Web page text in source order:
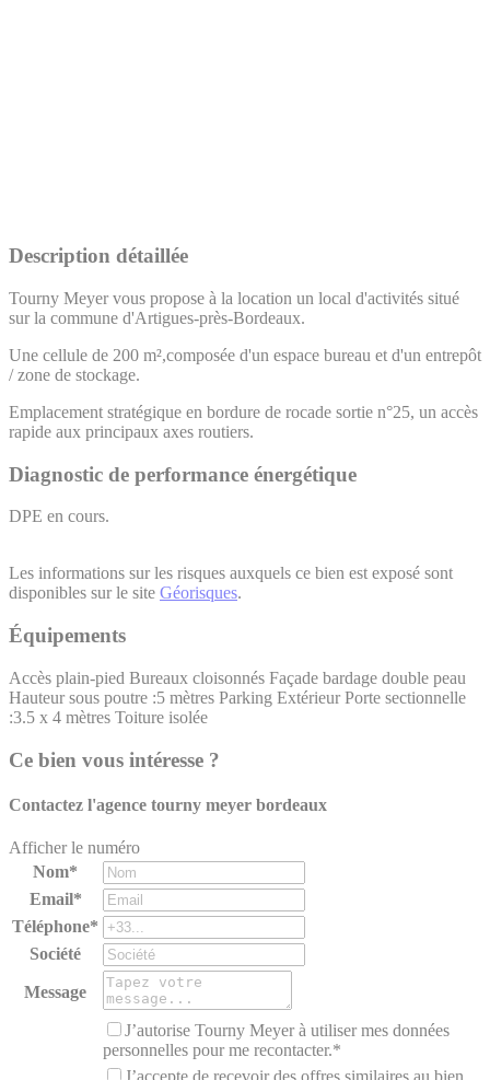
Description détaillée
Tourny Meyer vous propose à la location un local d'activités situé
sur la commune d'Artigues-près-Bordeaux.
Une cellule de 200 m²,composée d'un espace bureau et d'un entrepôt
/ zone de stockage.
Emplacement stratégique en bordure de rocade sortie n°25, un accès
rapide aux principaux axes routiers.
Diagnostic de performance énergétique
DPE en cours.
Les informations sur les risques auxquels ce bien est exposé sont
disponibles sur le site Géorisques.
Équipements
Accès plain-pied Bureaux cloisonnés Façade bardage double peau
Hauteur sous poutre :5 mètres Parking Extérieur Porte sectionnelle
:3.5 x 4 mètres Toiture isolée
Ce bien vous intéresse ?
Contactez l'agence tourny meyer bordeaux
Afficher le numéro
Nom*
Email*
Téléphone*
Société
Message
J’autorise Tourny Meyer à utiliser mes données
personnelles pour me recontacter.*